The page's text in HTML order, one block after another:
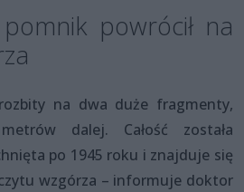
powrócił na
na dwa duże fragmenty,
dalej. Całość została
po 1945 roku i znajduje się
wzgórza – informuje doktor